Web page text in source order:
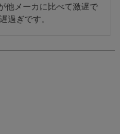
他メーカに比べて激遅で
過ぎです。